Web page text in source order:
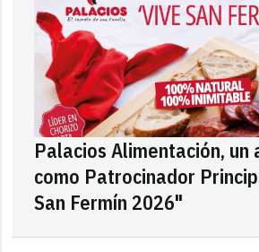
Palacios Alimentación, un
como Patrocinador
San Fermín 2026"